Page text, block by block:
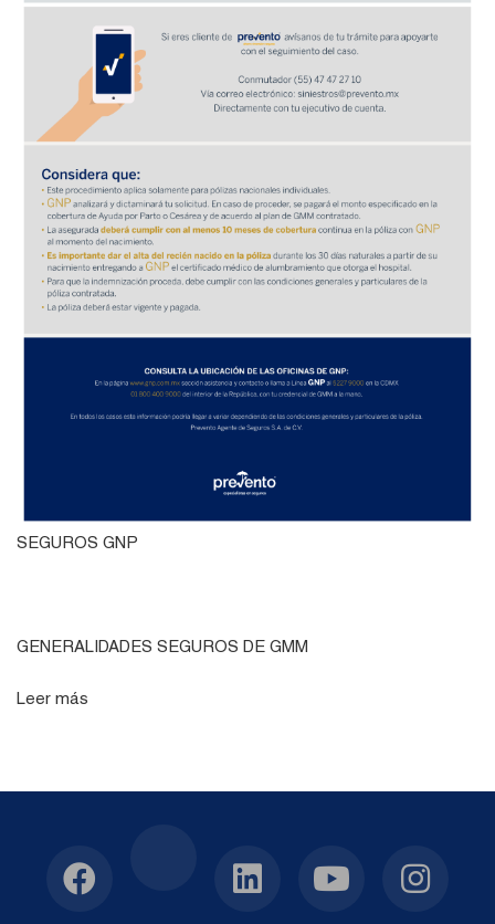
SEGUROS GNP
GENERALIDADES SEGUROS DE GMM
Leer más